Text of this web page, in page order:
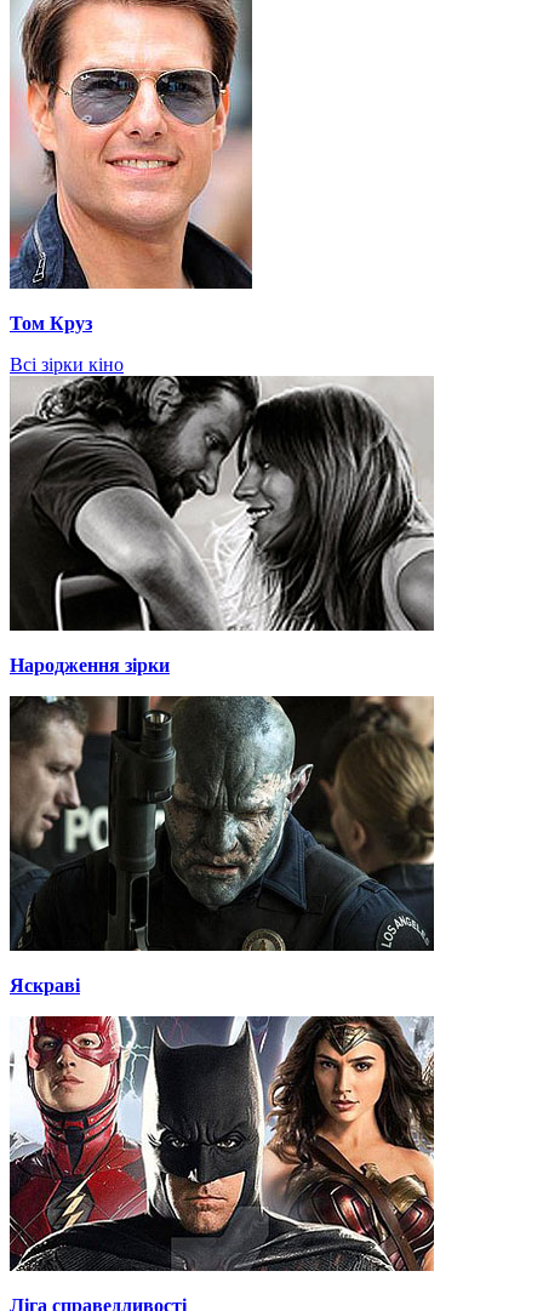
Том Круз
Всі зірки кіно
Народження зірки
Яскраві
Ліга справедливості